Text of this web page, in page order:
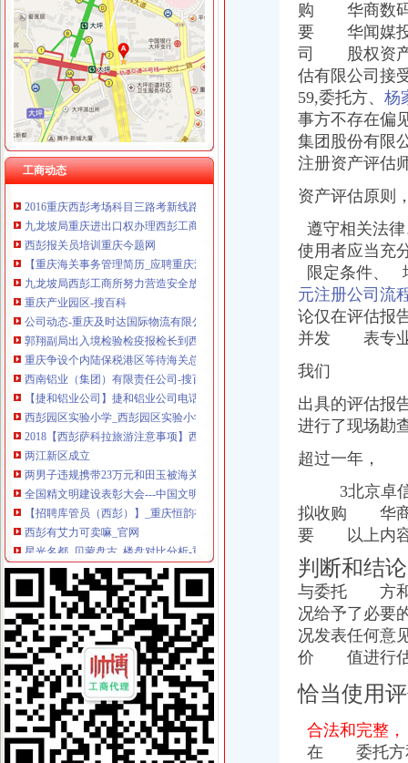
工商动态
西彭海关
重庆产业园区_互动百科
重庆市隧道小车限速由60公里/小时上调为80公里_中国江苏网
重庆各公交汽车路线（已整理）.xls全文-大学试卷-在线文档
重庆市渝万建设集团有限公司_【信用信息_诉讼信息_财务信息_注册信
重庆经济热点解读：都市功能拓展区三大发展方向_中国经济网——国
【重庆九龙坡西彭海关事务管理招聘网|2018年重庆九龙坡西彭海关事
从含谷到海关怎么走？坐什么车？_【图吧,怎么走？】
重庆北站有大巴车到西彭镇的吗？？要几个小时,怎么走？的的话
2016重庆西彭考场科目三路考新线路之一号线-汽车-高清-爱奇艺
九龙坡局重庆进出口权办理西彭工商所立足工商职能全方位服务重庆
西彭报关员培训重庆今题网
【重庆海关事务管理简历_应聘重庆海关事务管理求职简历_重庆海关事
九龙坡局西彭工商所努力营造安全放心的重庆进出口许可证市场购物环
重庆产业园区-搜百科
公司动态-重庆及时达国际物流有限公司
郭翔副局出入境检验检疫报检长到西彭工业园区现场办公-重庆帅博
重庆争设个内陆保税港区等待海关总署审批-搜狐新闻
西南铝业（集团）有限责任公司-搜百科
【捷和铝业公司】捷和铝业公司电话,捷和铝业公司地址_图吧地图
西彭园区实验小学_西彭园区实验小学地址_西彭园区实验小学电话_学
2018【西彭萨科拉旅游注意事项】西彭萨科拉旅游指南,西彭萨科拉
两江新区成立
两男子违规携带23万元和田玉被海关查获-上游新闻汇聚向上的力量
全国精文明建设表彰大会---中国文明网
【招聘库管员（西彭）】_重庆恒韵有限公司
西彭有艾力可卖嘛_官网
星光名都_贝蒙盘古_楼盘对比分析-重庆乐居
经营管理——重庆频道--人民网
（受权发布）第五届全国文明城市、文明村镇、文明单位和第一届全国
两会上的企业家人大代表：原来他们关心的是这些|人大代表|两会|文化
益西彭措：中国粮食及其价格策略_经济论坛_论坛_天涯社区
重庆华万伦铝业有限公司
西彭税务局小区介绍,西彭税务局小区二手房、租房,重庆西彭税务局
从海关到西彭怎么坐公交车,快需要多久？-重庆公交查询
2008年度全国青年文明号候选单位公示公告_网易新闻
北京城建投资发展股份有限公司关于竞得重庆市九龙坡区西彭项目的公
重庆市人民关于主城区西彭组团Q标准分区巴福镇控制详细规划
二手市场|民初字|上诉状_凤凰资讯
西彭工业园车用制动器制造基地项目-兰格钢铁网
购 华商数码
要 华闻媒投
司 股权资产
估有限公司
59,委托方、 杨
事方不存在
集团股份有限
注册资产评
资产评估原则
遵守相关法
使用者应当充
限定条件、
元注册公司流
论仅在评估报
并发 表专业
我们
出具的评估报
进行了现场
超过一年，
3北京卓信
拟收购 华商
要 以上内容
判断和结
与委托 方和
况给予了必要
况发表任何意
价 值进行估
恰当使用
合法和完整，
在 委托